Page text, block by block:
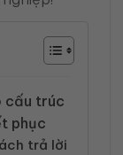
cấu trúc
phục
trả lời